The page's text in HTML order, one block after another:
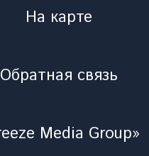
На карте
Обратная связь
Media Group»